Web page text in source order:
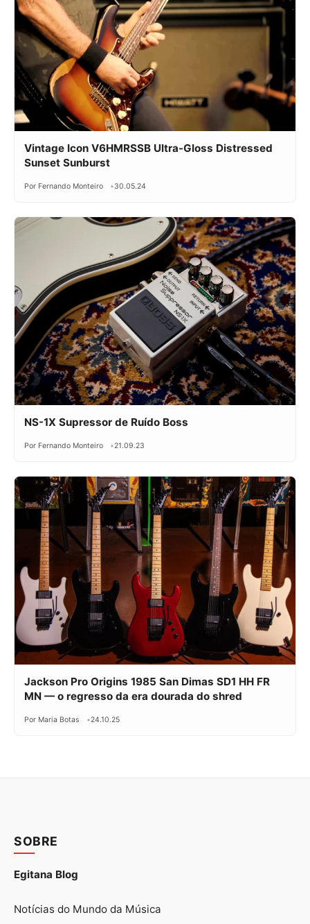
Vintage Icon V6HMRSSB Ultra-Gloss Distressed
Sunset Sunburst
Por Fernando Monteiro 30.05.24
NS-1X Supressor de Ruído Boss
Por Fernando Monteiro 21.09.23
Jackson Pro Origins 1985 San Dimas SD1 HH FR
MN — o regresso da era dourada do shred
Por Maria Botas 24.10.25
SOBRE
Egitana Blog
Notícias do Mundo da Música